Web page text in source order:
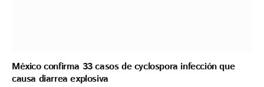
México confirma 33 casos de cyclospora infección que
causa diarrea explosiva